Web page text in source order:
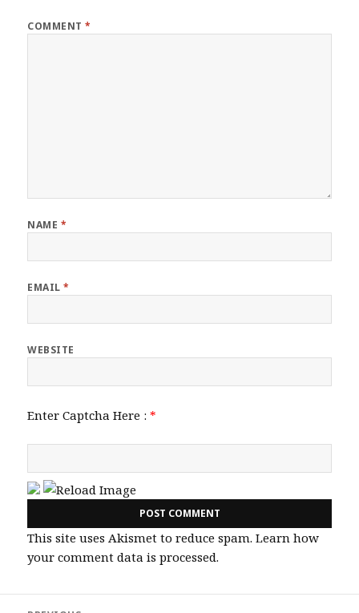
COMMENT*
NAME *
EMAIL*
WEBSITE
Enter Captcha Here :*
This site uses Akismet to reduce spam.Learn how
your comment data is processed.